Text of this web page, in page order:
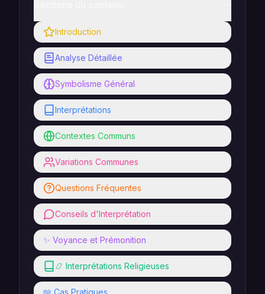
Introduction
Analyse Détaillée
Symbolisme Général
Interprétations
Contextes Communs
Variations Communes
Questions Fréquentes
Conseils d'Interprétation
✨ Voyance et Prémonition
📿 Interprétations Religieuses
📖 Cas Pratiques